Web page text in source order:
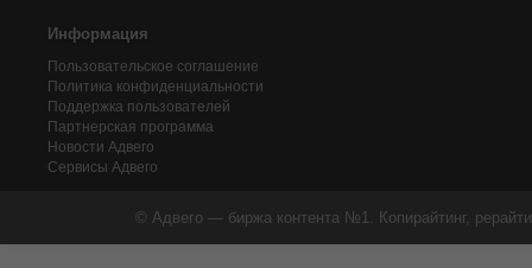
Информация
Пользовательское соглашение
Политика конфиденциальности
Поддержка пользователей
Партнерская программа
Новости Адвего
Сервисы Адвего
© Адвего — биржа контента №1. Копирайтинг,